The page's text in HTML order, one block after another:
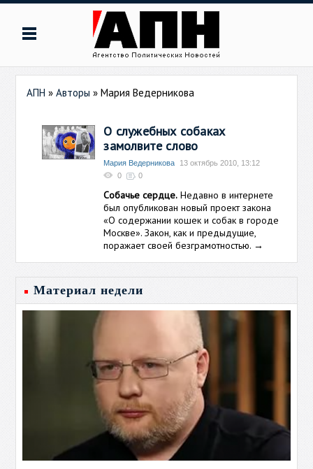
АПН »Авторы »Мария Ведерникова
О служебных собаках
замолвите слово
Мария Ведерникова
13 октябрь 2010, 13:12
0
0
Собачье сердце. Недавно в интернете
был опубликован новый проект закона
«О содержании кошек и собак в городе
Москве». Закон, как и предыдущие,
поражает своей безграмотностью. →
Материал недели